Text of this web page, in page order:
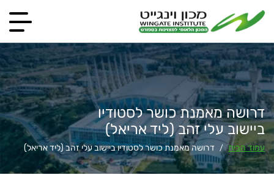
דרושה מאמנת כושר לסטודיו
ביישוב עלי זהב (ליד אריאל)
עמוד הבית / דרושה מאמנת כושר לסטודיו ביישוב עלי זהב (ליד אריאל)